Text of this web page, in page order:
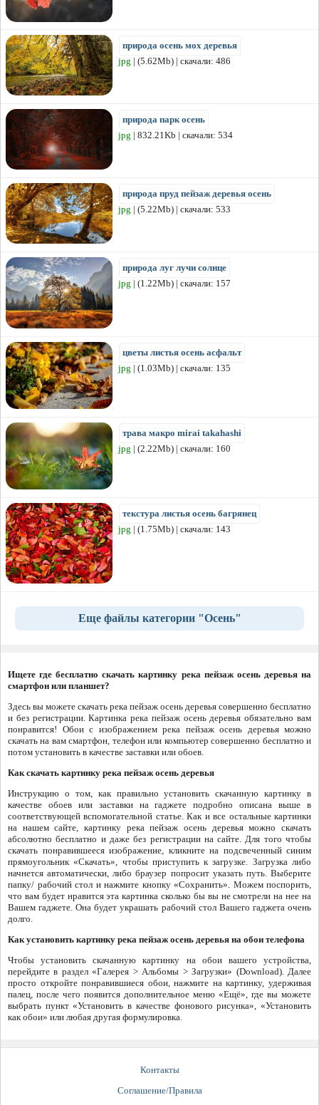
природа осень мох деревья
jpg | (5.62Mb) | скачали: 486
природа парк осень
jpg | 832.21Kb | скачали: 534
природа пруд пейзаж деревья осень
jpg | (5.22Mb) | скачали: 533
природа луг лучи солнце
jpg | (1.22Mb) | скачали: 157
цветы листья осень асфальт
jpg | (1.03Mb) | скачали: 135
трава макро mirai takahashi
jpg | (2.22Mb) | скачали: 160
текстура листья осень багрянец
jpg | (1.75Mb) | скачали: 143
Еще файлы категории "Осень"
Ищете где бесплатно скачать картинку река пейзаж осень деревья на
смартфон или планшет?
Здесь вы можете скачать река пейзаж осень деревья совершенно бесплатно
и без регистрации. Картинка река пейзаж осень деревья обязательно вам
понравится! Обои с изображением река пейзаж осень деревья можно
скачать на вам смартфон, телефон или компьютер совершенно бесплатно и
потом установить в качестве заставки или обоев.
Как скачать картинку река пейзаж осень деревья
Инструкцию о том, как правильно установить скачанную картинку в
качестве обоев или заставки на гаджете подробно описана выше в
соответствующей вспомогательной статье. Как и все остальные картинки
на нашем сайте, картинку река пейзаж осень деревья можно скачать
абсолютно бесплатно и даже без регистрации на сайте. Для того чтобы
скачать понравившееся изображение, кликните на подсвеченный синим
прямоугольник «Скачать», чтобы приступить к загрузке. Загрузка либо
начнется автоматически, либо браузер попросит указать путь. Выберите
папку/ рабочий стол и нажмите кнопку «Сохранить». Можем поспорить,
что вам будет нравится эта картинка сколько бы вы не смотрели на нее на
Вашем гаджете. Она будет украшать рабочий стол Вашего гаджета очень
долго.
Как установить картинку река пейзаж осень деревья на обои телефона
Чтобы установить скачанную картинку на обои вашего устройства,
перейдите в раздел «Галерея > Альбомы > Загрузки» (Download). Далее
просто откройте понравившиеся обои, нажмите на картинку, удерживая
палец, после чего появится дополнительное меню «Ещё», где вы можете
выбрать пункт «Установить в качестве фонового рисунка», «Установить
как обои» или любая другая формулировка.
Контакты
Соглашение/Правила